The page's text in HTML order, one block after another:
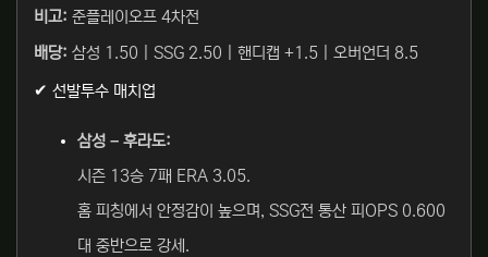
비고: 준플레이오프 4차전
배당: 삼성 1.50 | SSG 2.50 | 핸디캡 +1.5 | 오버언더 8.5
✔ 선발투수 매치업
삼성 – 후라도:
시즌 13승 7패 ERA 3.05.
홈 피칭에서 안정감이 높으며, SSG전 통산 피OPS 0.600
대 중반으로 강세.